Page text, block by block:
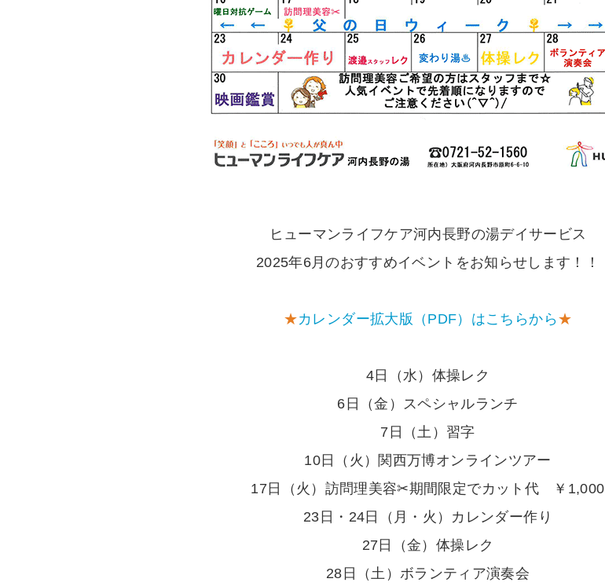
ヒューマンライフケア河内長野の湯デイサービス
2025年6月のおすすめイベントをお知らせします！！
★カレンダー拡大版（PDF）はこちらから★
4日（水）体操レク
6日（金）スペシャルランチ
7日（土）習字
10日（火）関西万博オンラインツアー
17日（火）訪問理美容✂期間限定でカット代 ￥1,000
23日・24日（月・火）カレンダー作り
27日（金）体操レク
28日（土）ボランティア演奏会